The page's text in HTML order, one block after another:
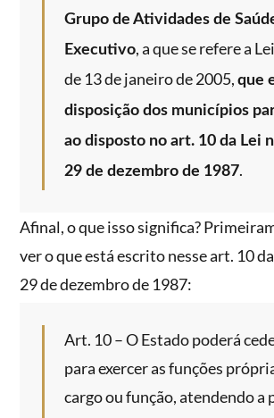
Grupo de Atividades de
Executivo, a que se refere a
de 13 de janeiro de 2005,que
disposição dos municípios
ao disposto no art. 10 da Lei
29 de dezembro de 1987.
Afinal, o que isso significa?
ver o que está escrito nesse art. 10
29 de dezembro de 1987:
Art. 10 – O Estado poderá
para exercer as funções
cargo ou função, atendendo a